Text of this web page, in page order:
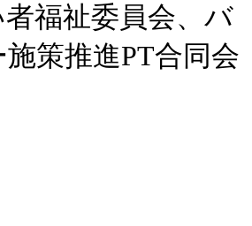
福祉委員会、バ
策推進PT合同会